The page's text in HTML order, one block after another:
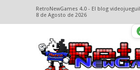
RetroNewGames 4.0 - El blog
8 de Agosto de 2026